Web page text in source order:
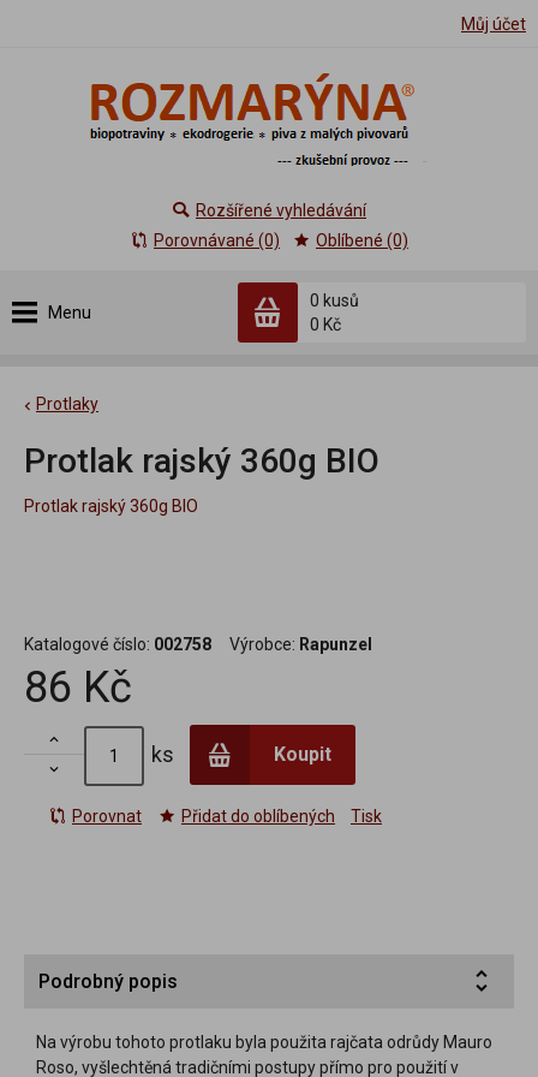
Můj účet
Menu
0 kusů
0 Kč
Rozšířené vyhledávání
Porovnávané (0)
Oblíbené (0)
Protlaky
Protlak rajský 360g BIO
Protlak rajský 360g BIO
Katalogové číslo: 002758 Výrobce: Rapunzel
86 Kč


ks Koupit
Porovnat Přidat do oblíbených Tisk
Podrobný popis
Na výrobu tohoto protlaku byla použita rajčata odrůdy Mauro
Roso, vyšlechtěná tradičními postupy přímo pro použití v